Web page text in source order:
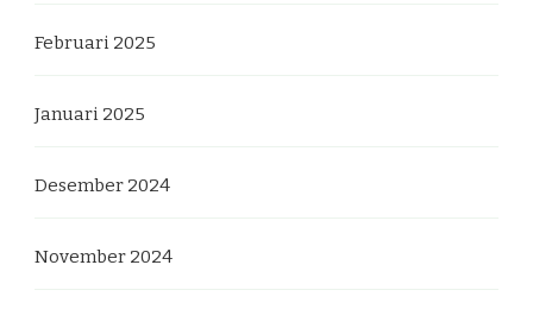
Februari 2025
Januari 2025
Desember 2024
November 2024